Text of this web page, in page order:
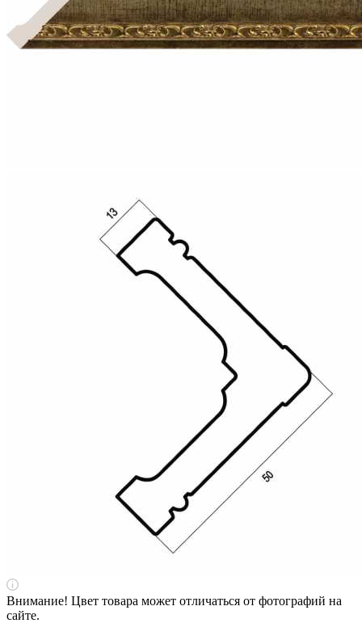
Внимание! Цвет товара может отличаться от фотографий на
сайте.